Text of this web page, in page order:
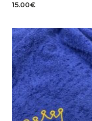
15.00€